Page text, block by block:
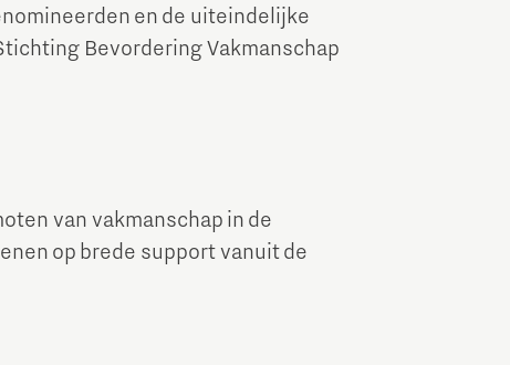
en de uiteindelijke
Bevordering Vakmanschap
van vakmanschap in de
op brede support vanuit de